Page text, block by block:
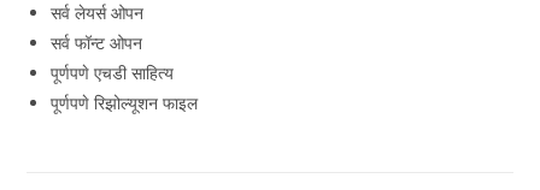
सर्व लेयर्स ओपन
सर्व फॉन्ट ओपन
पूर्णपणे एचडी साहित्य
पूर्णपणे रिझोल्यूशन फाइल